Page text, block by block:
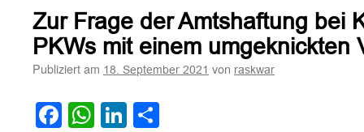
Erwerb
eines
bei
einer
unbegleiteten
entwendeten
Kraftfahrzeugs
Zur Frage der Amtshaftung bei
PKWs mit einem umgeknickten
Publiziert am 18. September 2021 von raskwar
Facebook
WhatsApp
LinkedIn